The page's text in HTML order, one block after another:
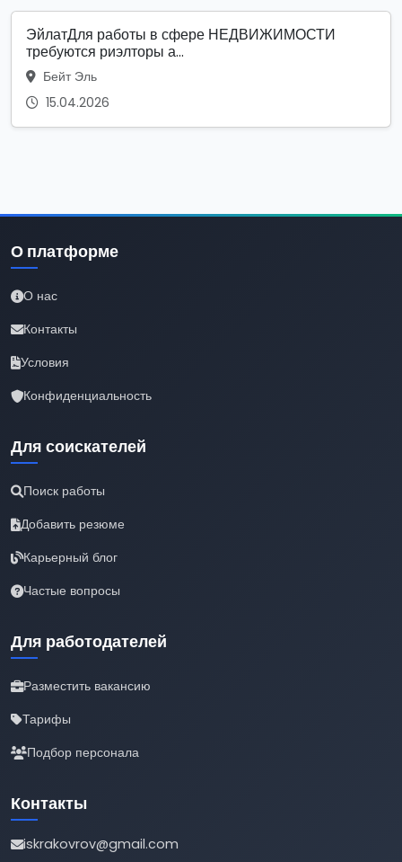
ЭйлатДля работы в сфере НЕДВИЖИМОСТИ
требуются риэлторы а...
Бейт Эль
15.04.2026
О платформе
О нас
Контакты
Условия
Конфиденциальность
Для соискателей
Поиск работы
Добавить резюме
Карьерный блог
Частые вопросы
Для работодателей
Разместить вакансию
Тарифы
Подбор персонала
Контакты
iskrakovrov@gmail.com